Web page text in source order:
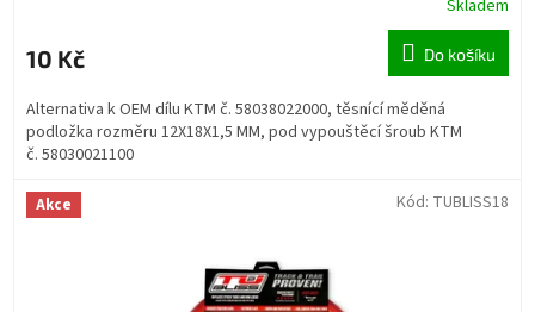
Skladem
10 Kč Do košíku
Alternativa k OEM dílu KTM č. 58038022000, těsnící měděná
podložka rozměru 12X18X1,5 MM, pod vypouštěcí šroub KTM
č. 58030021100
Akce Kód: TUBLISS18